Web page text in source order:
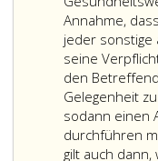
hören
und
der
Prüfer
zu
Der
Annahme,
jeder sonstige
seine
den
Gelegenheit
sodann einen
durchführen
gilt auch